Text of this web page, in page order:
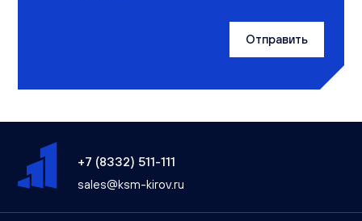
Отправить
+7 (8332) 511-111
sales@ksm-kirov.ru